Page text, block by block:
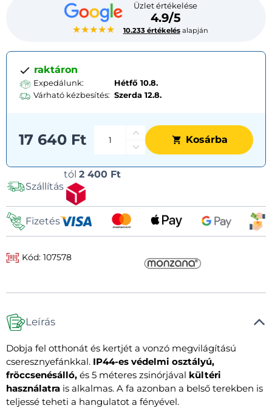
★★★★★
Üzlet értékelése
4.9/5
10.233 értékelésalapján
raktáron
Expedálunk:
Hétfő 10.8.
Várható kézbesítés: Szerda 12.8.
17 640 Ft Kosárba
Szállítás
tól 2 400 Ft
Fizetés
Kód: 107578
Leírás
Dobja fel otthonát és kertjét a vonzó megvilágítású
cseresznyefánkkal. IP44-es védelmi osztályú,
fröccsenésálló, és 5 méteres zsinórjával kültéri
használatra is alkalmas. A fa azonban a belső terekben is
teljessé teheti a hangulatot a fényével.